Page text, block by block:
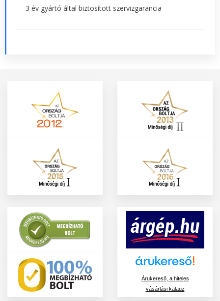
3 év gyártó által biztosított szervizgarancia
Árukereső, a hiteles
vásárlási kalauz